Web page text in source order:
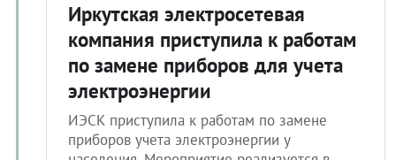
Иркутская электросетевая
компания приступила к работам
по замене приборов для учета
электроэнергии
ИЭСК приступила к работам по замене
приборов учета электроэнергии у